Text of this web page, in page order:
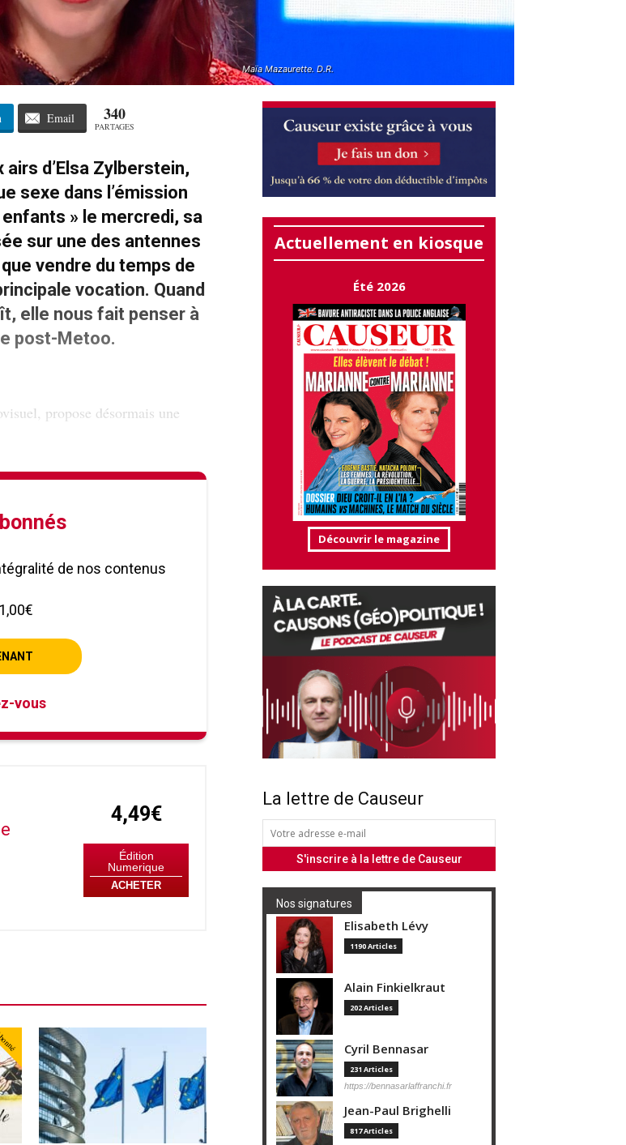
Maïa Mazaurette. D.R.
Email 340
PARTAGES
d’Elsa Zylberstein,
sexe dans l’émission
» le mercredi, sa
sur une des antennes
vendre du temps de
vocation. Quand
elle nous fait penser à
post-Metoo.
propose désormais une
de nos contenus
vous
4,49€
Édition
Numerique
ACHETER
Actuellement en kiosque
Été 2026
Découvrir le magazine
La lettre de Causeur
Nos signatures
Elisabeth Lévy
1190 Articles
Alain Finkielkraut
202 Articles
Cyril Bennasar
231 Articles
https://bennasarlaffranchi.fr
Jean-Paul Brighelli
817 Articles